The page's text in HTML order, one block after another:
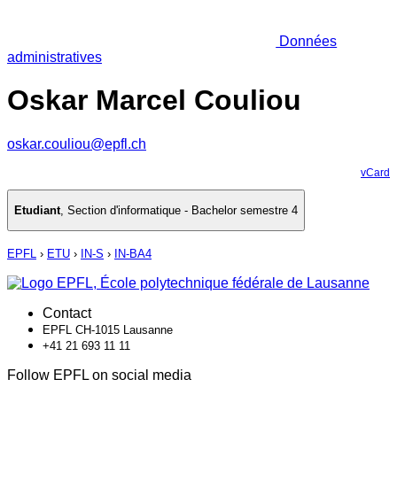
Données
administratives
Oskar Marcel Couliou
oskar.couliou@epfl.ch
vCard
Etudiant, Section d'informatique - Bachelor semestre 4
EPFL › ETU › IN-S › IN-BA4
Contact
EPFL CH-1015 Lausanne
+41 21 693 11 11
Follow EPFL on social media